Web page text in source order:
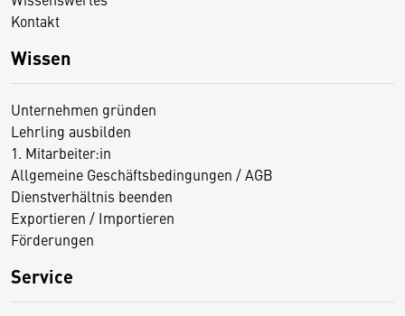
Kontakt
Wissen
Unternehmen gründen
Lehrling ausbilden
1. Mitarbeiter:in
Allgemeine Geschäftsbedingungen / AGB
Dienstverhältnis beenden
Exportieren / Importieren
Förderungen
Service